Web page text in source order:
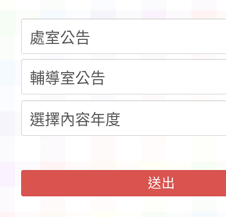
賽實施要點」1份
本市「115學年度學生
程安排一案
「桃園市補助參觀特色
展演活動實施計畫」
請一案
送出